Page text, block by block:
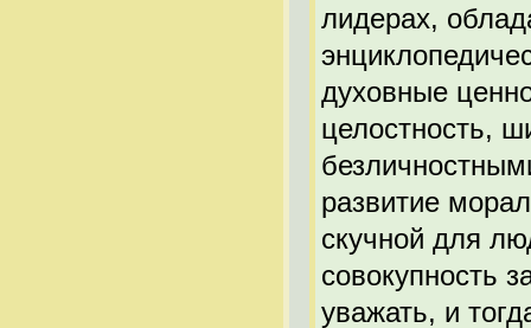
лидерах,
духовные
целостность,
развитие
скучной для
совокупность
уважать, и